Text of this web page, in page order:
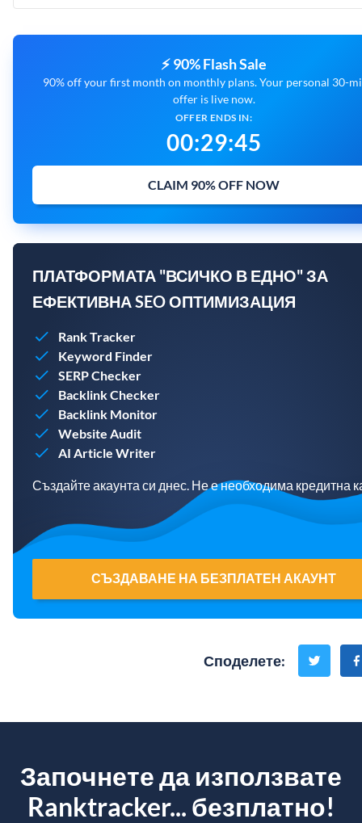
⚡ 90% Flash Sale
90% off your first month on monthly plans. Your personal 30-
offer is live now.
OFFER ENDS IN:
00:29:45
CLAIM 90% OFF NOW
ПЛАТФОРМАТА "ВСИЧКО В ЕДНО" ЗА
ЕФЕКТИВНА SEO ОПТИМИЗАЦИЯ
Rank Tracker
Keyword Finder
SERP Checker
Backlink Checker
Backlink Monitor
Website Audit
AI Article Writer
Създайте акаунта си днес. Не е необходима кредитна
СЪЗДАВАНЕ НА БЕЗПЛАТЕН АКАУНТ
Споделете:
Започнете да използвате
Ranktracker... безплатно!